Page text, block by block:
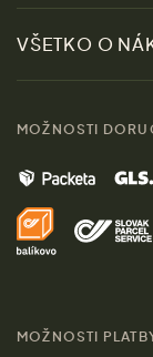
Udržateľnosť
Kontakt
Značky
Pre médiá
Zľavy
Ženy
Muži
Darčeky
VŠETKO O
Doprava a platba
MOŽNOSTI
MOŽNOSTI